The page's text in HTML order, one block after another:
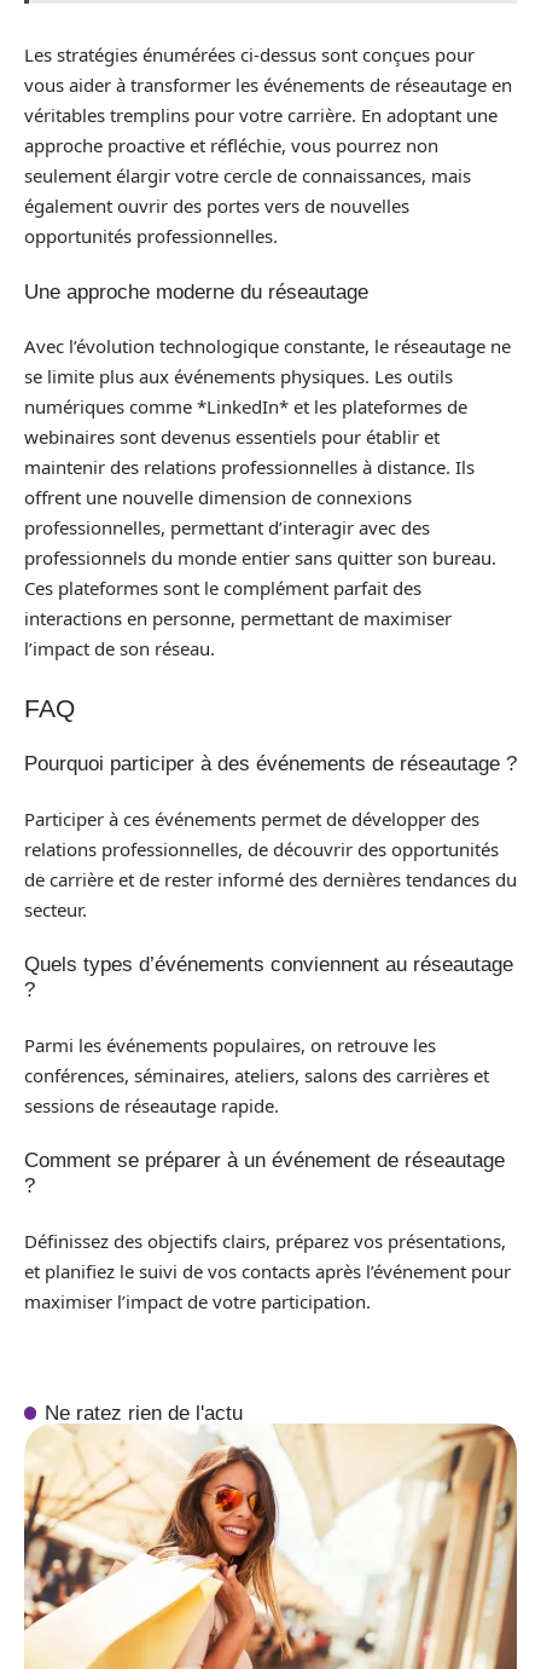
Les stratégies énumérées ci-dessus sont conçues pour
vous aider à transformer les événements de réseautage en
véritables tremplins pour votre carrière. En adoptant une
approche proactive et réfléchie, vous pourrez non
seulement élargir votre cercle de connaissances, mais
également ouvrir des portes vers de nouvelles
opportunités professionnelles.
Une approche moderne du réseautage
Avec l’évolution technologique constante, le réseautage ne
se limite plus aux événements physiques. Les outils
numériques comme *LinkedIn* et les plateformes de
webinaires sont devenus essentiels pour établir et
maintenir des relations professionnelles à distance. Ils
offrent une nouvelle dimension de connexions
professionnelles, permettant d’interagir avec des
professionnels du monde entier sans quitter son bureau.
Ces plateformes sont le complément parfait des
interactions en personne, permettant de maximiser
l’impact de son réseau.
FAQ
Pourquoi participer à des événements de réseautage ?
Participer à ces événements permet de développer des
relations professionnelles, de découvrir des opportunités
de carrière et de rester informé des dernières tendances du
secteur.
Quels types d’événements conviennent au réseautage
?
Parmi les événements populaires, on retrouve les
conférences, séminaires, ateliers, salons des carrières et
sessions de réseautage rapide.
Comment se préparer à un événement de réseautage
?
Définissez des objectifs clairs, préparez vos présentations,
et planifiez le suivi de vos contacts après l’événement pour
maximiser l’impact de votre participation.
Ne ratez rien de l'actu